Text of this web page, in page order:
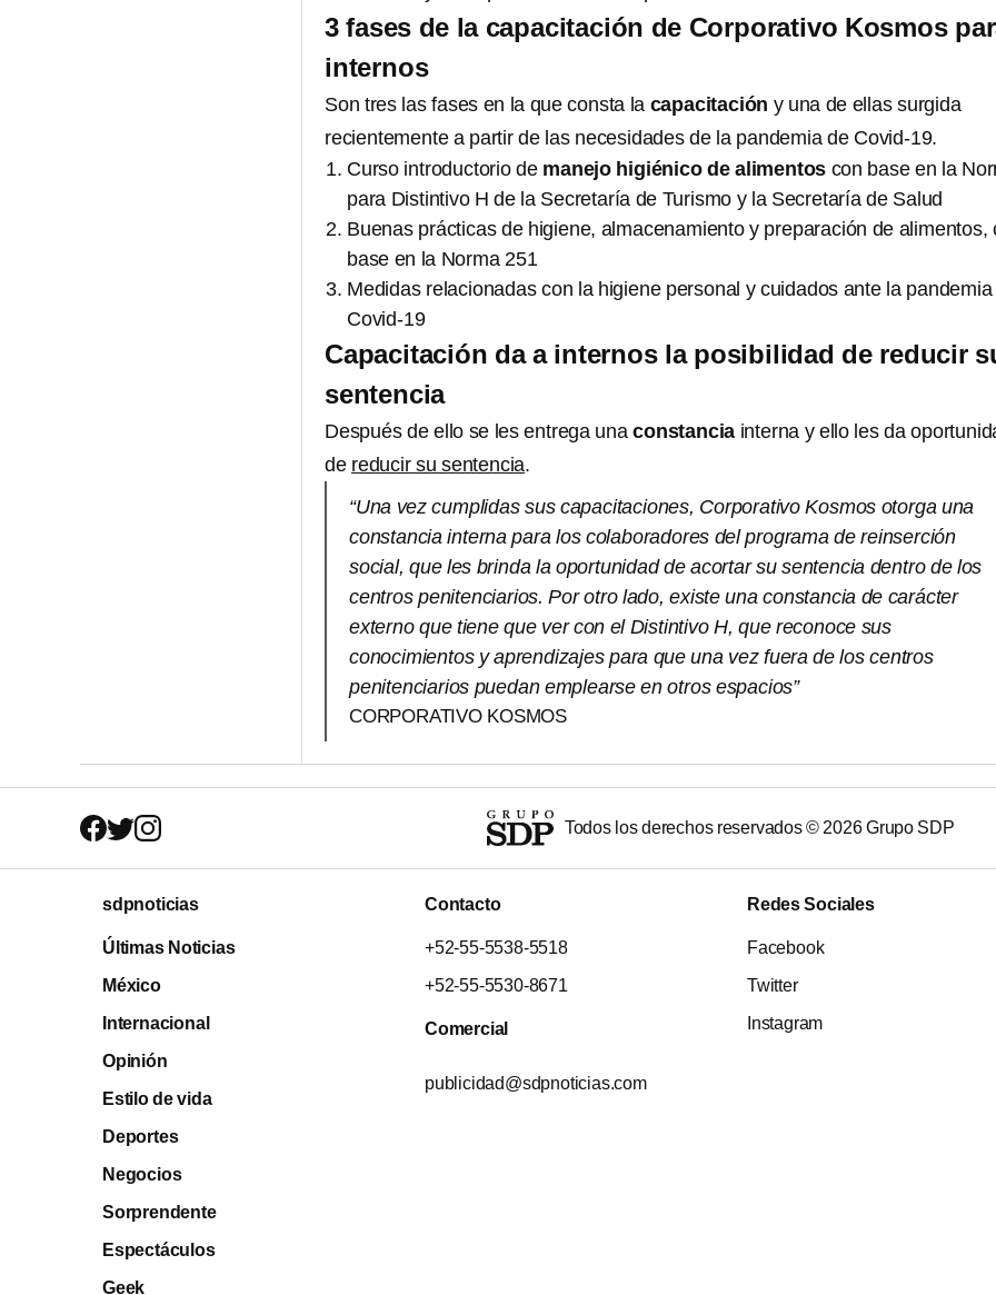
3 fases de la capacitación de Corporativo Kosmos
internos
Son tres las fases en la que consta la capacitación y una de ellas surgida
recientemente a partir de las necesidades de la pandemia de Covid-19.
Curso introductorio de manejo higiénico de alimentos con base en la
para Distintivo H de la Secretaría de Turismo y la Secretaría de Salud
Buenas prácticas de higiene, almacenamiento y preparación de alimentos,
base en la Norma 251
Medidas relacionadas con la higiene personal y cuidados ante la
Covid-19
Capacitación da a internos la posibilidad de reducir
sentencia
Después de ello se les entrega unaconstancia interna y ello les da
de reducir su sentencia.
“Una vez cumplidas sus capacitaciones, Corporativo Kosmos otorga una
constancia interna para los colaboradores del programa de reinserción
social, que les brinda la oportunidad de acortar su sentencia dentro de los
centros penitenciarios. Por otro lado, existe una constancia de carácter
externo que tiene que ver con el Distintivo H, que reconoce sus
conocimientos y aprendizajes para que una vez fuera de los centros
penitenciarios puedan emplearse en otros espacios”
CORPORATIVO KOSMOS
Todos los derechos reservados © 2026Grupo SDP
sdpnoticias
Últimas Noticias
México
Internacional
Opinión
Estilo de vida
Deportes
Negocios
Sorprendente
Espectáculos
Geek
Contacto
+52-55-5538-5518
+52-55-5530-8671
Comercial
publicidad@sdpnoticias.com
Redes Sociales
Facebook
Twitter
Instagram